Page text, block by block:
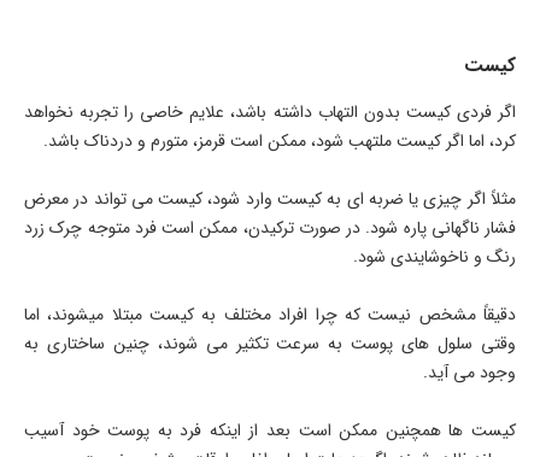
کیست
اگر فردی کیست بدون التهاب داشته باشد، علایم خاصی را تجربه نخواهد
کرد، اما اگر کیست ملتهب شود، ممکن است قرمز، متورم و دردناک باشد.
مثلاً اگر چیزی یا ضربه ای به کیست وارد شود، کیست می تواند در معرض
فشار ناگهانی پاره شود. در صورت ترکیدن، ممکن است فرد متوجه چرک زرد
رنگ و ناخوشایندی شود.
دقیقاً مشخص نیست که چرا افراد مختلف به کیست مبتلا میشوند، اما
وقتی سلول های پوست به سرعت تکثیر می شوند، چنین ساختاری به
وجود می آید.
کیست ها همچنین ممکن است بعد از اینکه فرد به پوست خود آسیب